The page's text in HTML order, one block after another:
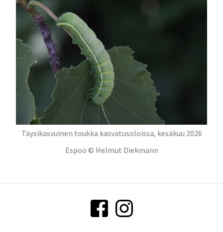
Täysikasvuinen toukka kasvatusoloissa, kesäkuu 2026
Espoo © Helmut Diekmann